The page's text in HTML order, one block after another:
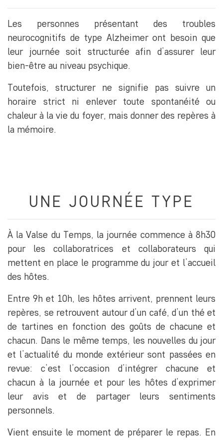
Les personnes présentant des troubles
neurocognitifs de type Alzheimer ont besoin que
leur journée soit structurée afin d’assurer leur
bien-être au niveau psychique.
Toutefois, structurer ne signifie pas suivre un
horaire strict ni enlever toute spontanéité ou
chaleur à la vie du foyer, mais donner des repères à
la mémoire.
UNE JOURNÉE TYPE
À la Valse du Temps, la journée commence à 8h30
pour les collaboratrices et collaborateurs qui
mettent en place le programme du jour et l’accueil
des hôtes.
Entre 9h et 10h, les hôtes arrivent, prennent leurs
repères, se retrouvent autour d’un café, d’un thé et
de tartines en fonction des goûts de chacune et
chacun. Dans le même temps, les nouvelles du jour
et l’actualité du monde extérieur sont passées en
revue: c’est l’occasion d’intégrer chacune et
chacun à la journée et pour les hôtes d’exprimer
leur avis et de partager leurs sentiments
personnels.
Vient ensuite le moment de préparer le repas. En